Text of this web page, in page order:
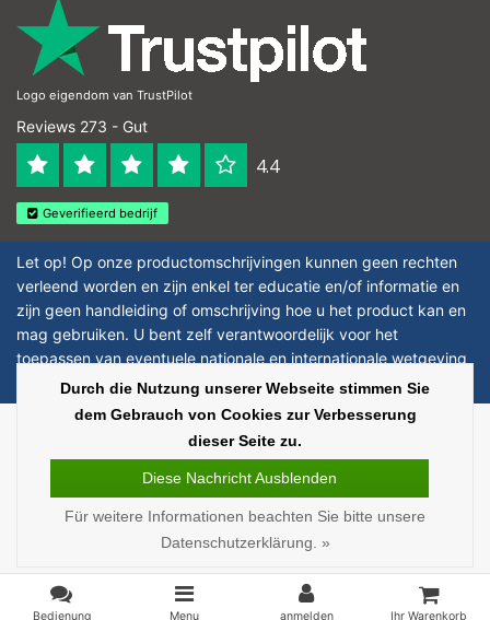
Logo eigendom van TrustPilot
Reviews 273 - Gut
4.4
Geverifieerd bedrijf
Let op! Op onze productomschrijvingen kunnen geen rechten
verleend worden en zijn enkel ter educatie en/of informatie en
zijn geen handleiding of omschrijving hoe u het product kan en
mag gebruiken. U bent zelf verantwoordelijk voor het
toepassen van eventuele nationale en internationale wetgeving
omtrent het gebruik van chemicaliën.
InStijl Media | Alle Preise verstehen sich ohne
Bedienung Menu anmelden Ihr Warenkorb
Durch die Nutzung unserer Webseite stimmen Sie
dem Gebrauch von Cookies zur Verbesserung
dieser Seite zu.
Diese Nachricht Ausblenden
Für weitere Informationen beachten Sie bitte unsere
Datenschutzerklärung. »